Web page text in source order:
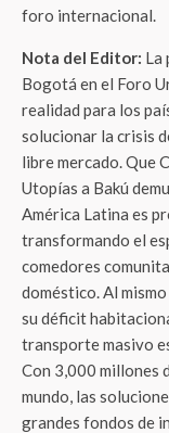
foro internacional.
Nota del Editor: La
Bogotá en el Foro
realidad para los
solucionar la crisis
libre mercado. Que
Utopías a Bakú
América Latina es
transformando el
comedores
doméstico. Al
su déficit
transporte masivo
Con 3,000 millones
mundo, las
grandes fondos de